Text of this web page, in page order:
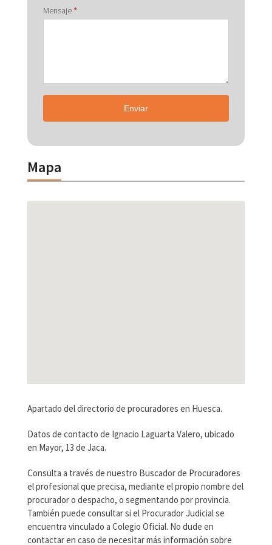
Mensaje*
Enviar
Mapa
Apartado del directorio de procuradores en Huesca.
Datos de contacto de Ignacio Laguarta Valero, ubicado
en Mayor, 13 de Jaca.
Consulta a través de nuestro Buscador de Procuradores
el profesional que precisa, mediante el propio nombre del
procurador o despacho, o segmentando por provincia.
También puede consultar si el Procurador Judicial se
encuentra vinculado a Colegio Oficial. No dude en
contactar en caso de necesitar más información sobre